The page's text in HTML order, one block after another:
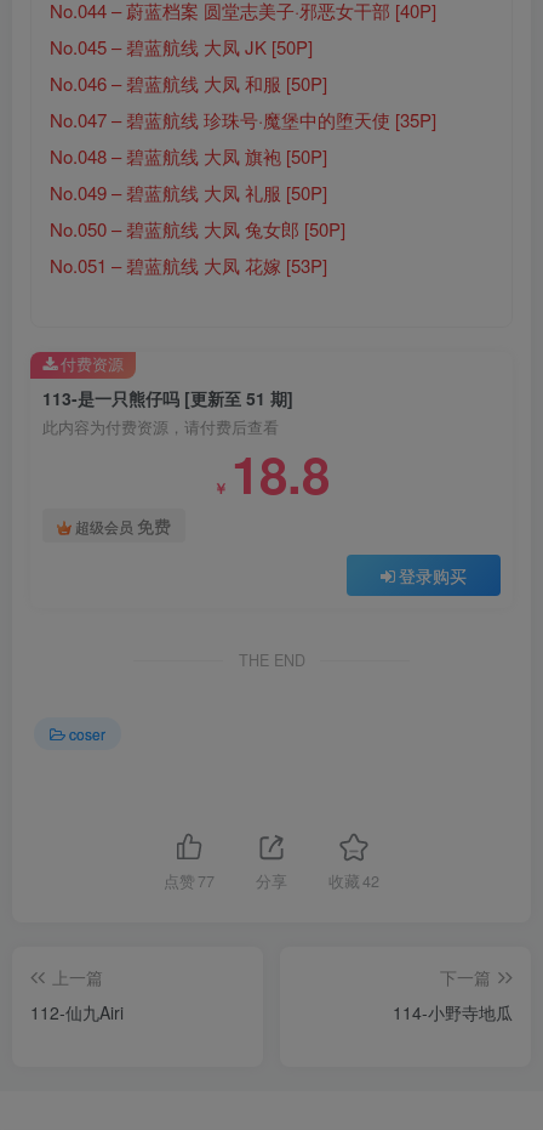
No.044 – 蔚蓝档案 圆堂志美子·邪恶女干部 [40P]
No.045 – 碧蓝航线 大凤 JK [50P]
No.046 – 碧蓝航线 大凤 和服 [50P]
No.047 – 碧蓝航线 珍珠号·魔堡中的堕天使 [35P]
No.048 – 碧蓝航线 大凤 旗袍 [50P]
No.049 – 碧蓝航线 大凤 礼服 [50P]
No.050 – 碧蓝航线 大凤 兔女郎 [50P]
No.051 – 碧蓝航线 大凤 花嫁 [53P]
113-是一只熊仔吗 [更新至 51 期]
此内容为付费资源，请付费后查看
￥ 18.8
超级会员 免费
登录购买
付费资源
THE END
coser
点赞 77 分享 收藏42
上一篇
112-仙九Airi
下一篇
114-小野寺地瓜